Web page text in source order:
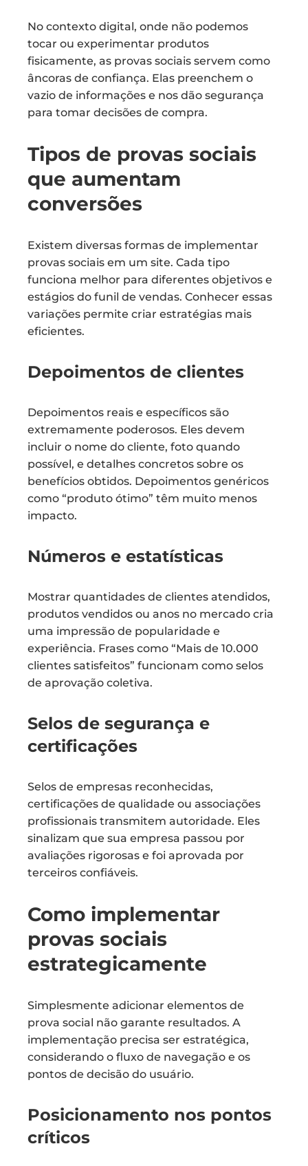
No contexto digital, onde não podemos
tocar ou experimentar produtos
fisicamente, as provas sociais servem como
âncoras de confiança. Elas preenchem o
vazio de informações e nos dão segurança
para tomar decisões de compra.
Tipos de provas sociais
que aumentam
conversões
Existem diversas formas de implementar
provas sociais em um site. Cada tipo
funciona melhor para diferentes objetivos e
estágios do funil de vendas. Conhecer essas
variações permite criar estratégias mais
eficientes.
Depoimentos de clientes
Depoimentos reais e específicos são
extremamente poderosos. Eles devem
incluir o nome do cliente, foto quando
possível, e detalhes concretos sobre os
benefícios obtidos. Depoimentos genéricos
como “produto ótimo” têm muito menos
impacto.
Números e estatísticas
Mostrar quantidades de clientes atendidos,
produtos vendidos ou anos no mercado cria
uma impressão de popularidade e
experiência. Frases como “Mais de 10.000
clientes satisfeitos” funcionam como selos
de aprovação coletiva.
Selos de segurança e
certificações
Selos de empresas reconhecidas,
certificações de qualidade ou associações
profissionais transmitem autoridade. Eles
sinalizam que sua empresa passou por
avaliações rigorosas e foi aprovada por
terceiros confiáveis.
Como implementar
provas sociais
estrategicamente
Simplesmente adicionar elementos de
prova social não garante resultados. A
implementação precisa ser estratégica,
considerando o fluxo de navegação e os
pontos de decisão do usuário.
Posicionamento nos pontos
críticos